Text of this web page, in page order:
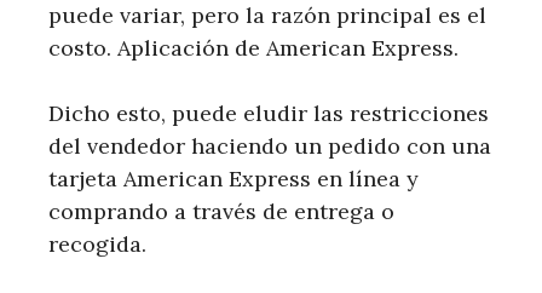
puede variar, pero la razón principal es el
costo. Aplicación de American Express.
Dicho esto, puede eludir las restricciones
del vendedor haciendo un pedido con una
tarjeta American Express en línea y
comprando a través de entrega o
recogida.